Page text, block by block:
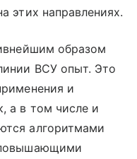
этих направлениях.
образом
ВСУ опыт. Это
и
а в том числе и
алгоритмами
повышающими